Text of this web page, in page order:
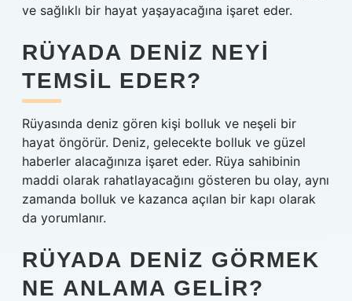
ve sağlıklı bir hayat yaşayacağına işaret eder.
RÜYADA DENIZ NEYI
TEMSIL EDER?
Rüyasında deniz gören kişi bolluk ve neşeli bir
hayat öngörür. Deniz, gelecekte bolluk ve güzel
haberler alacağınıza işaret eder. Rüya sahibinin
maddi olarak rahatlayacağını gösteren bu olay, aynı
zamanda bolluk ve kazanca açılan bir kapı olarak
da yorumlanır.
RÜYADA DENIZ GÖRMEK
NE ANLAMA GELIR?